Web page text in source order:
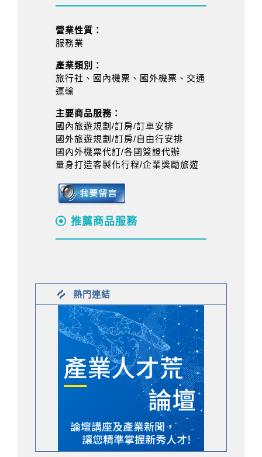
營業性質：
服務業
產業類別：
旅行社、國內機票、國外機票、交通
運輸
主要商品服務：
國內旅遊規劃/訂房/訂車安排
國外旅遊規劃/訂房/自由行安排
國內外機票代訂/各國簽證代辦
量身打造客製化行程/企業獎勵旅遊
推薦商品服務
熱門連結